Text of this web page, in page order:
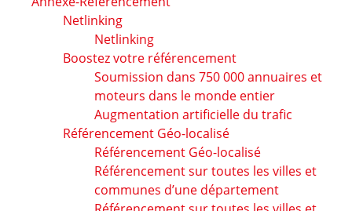
Netlinking
Netlinking
Boostez votre référencement
Soumission dans 750 000 annuaires et
moteurs dans le monde entier
Augmentation artificielle du trafic
Référencement Géo-localisé
Référencement Géo-localisé
Référencement sur toutes les villes et
communes d’une département